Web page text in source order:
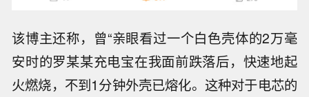
该博主还称，曾“亲眼看过一个白色壳体的2万毫
安时的罗某某充电宝在我面前跌落后，快速地起
火燃烧，不到1分钟外壳已熔化。这种对于电芯的